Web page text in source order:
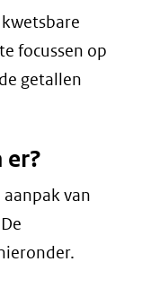
focussen op
getallen
er?
aanpak van